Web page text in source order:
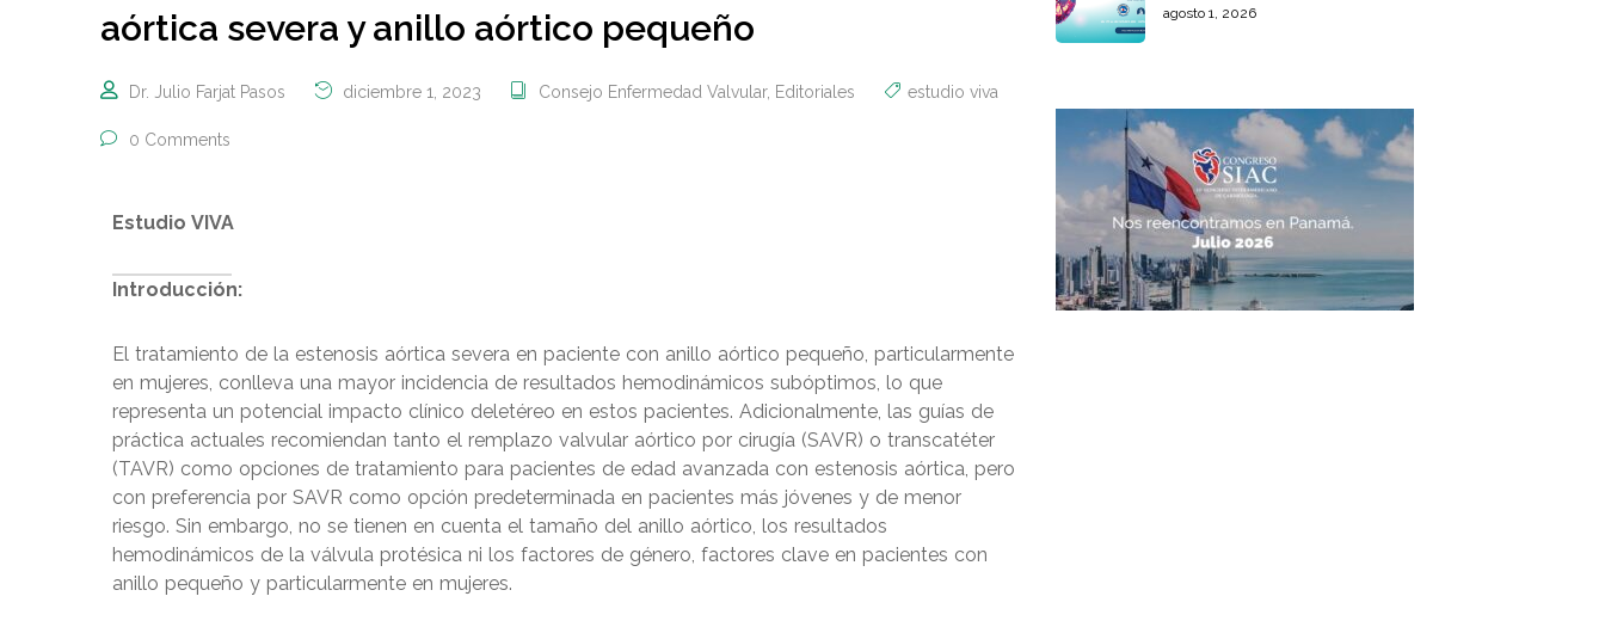
aórtica severa y anillo aórtico pequeño
Dr. Julio Farjat Pasos diciembre 1, 2023 Consejo Enfermedad Valvular, Editoriales estudio viva
0 Comments
Estudio VIVA
Introducción:
El tratamiento de la estenosis aórtica severa en paciente con anillo aórtico pequeño, particularmente
en mujeres, conlleva una mayor incidencia de resultados hemodinámicos subóptimos, lo que
representa un potencial impacto clínico deletéreo en estos pacientes. Adicionalmente, las guías de
práctica actuales recomiendan tanto el remplazo valvular aórtico por cirugía (SAVR) o transcatéter
(TAVR) como opciones de tratamiento para pacientes de edad avanzada con estenosis aórtica, pero
con preferencia por SAVR como opción predeterminada en pacientes más jóvenes y de menor
riesgo. Sin embargo, no se tienen en cuenta el tamaño del anillo aórtico, los resultados
hemodinámicos de la válvula protésica ni los factores de género, factores clave en pacientes con
anillo pequeño y particularmente en mujeres.
agosto 1, 2026